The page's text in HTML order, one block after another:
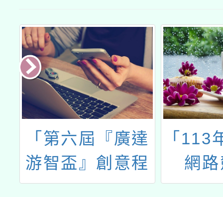
「第六屆『廣達
游智盃』創意程
式競賽」
「113
網